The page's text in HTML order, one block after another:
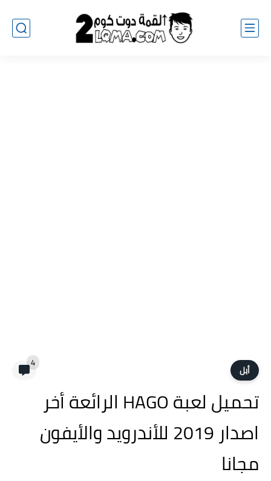
أبل 4
تحميل لعبة HAGO الرائعة أخر
اصدار 2019 للأندرويد والأيفون
مجانا